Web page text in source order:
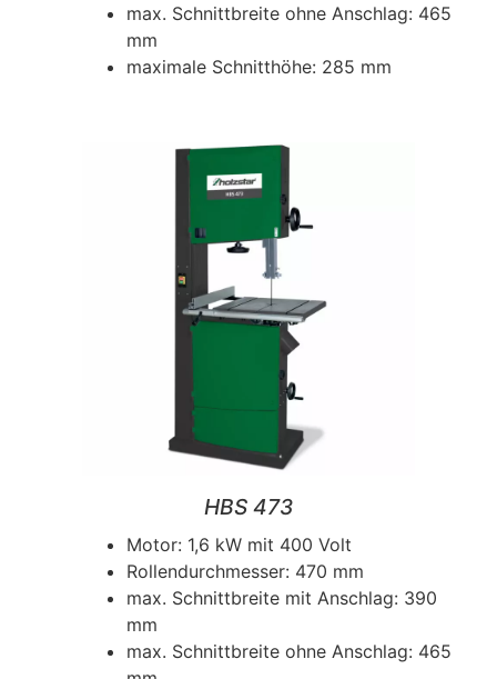
max. Schnittbreite ohne Anschlag: 465
mm
maximale Schnitthöhe: 285 mm
HBS 473
Motor: 1,6 kW mit 400 Volt
Rollendurchmesser: 470 mm
max. Schnittbreite mit Anschlag: 390
mm
max. Schnittbreite ohne Anschlag: 465